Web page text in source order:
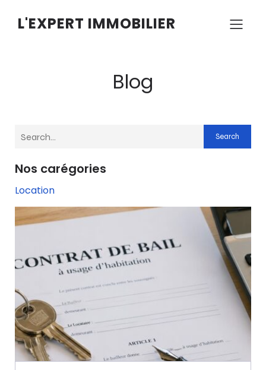
L'EXPERT IMMOBILIER
Blog
Search
Nos carégories
Location